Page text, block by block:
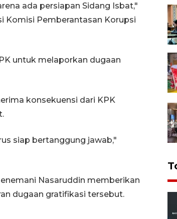
ada persiapan Sidang Isbat,"
Komisi Pemberantasan Korupsi
untuk melaporkan dugaan
konsekuensi dari KPK
siap bertanggung jawab,"
Nasaruddin memberikan
dugaan gratifikasi tersebut.